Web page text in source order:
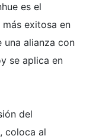
es el
exitosa en
una alianza con
se aplica en
del
coloca al